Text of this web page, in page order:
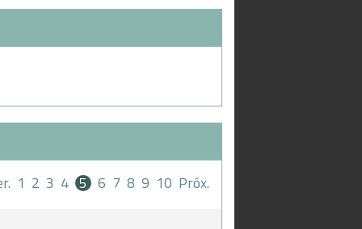
1 2 3 4 5 6 7 8 9 10 Próx.